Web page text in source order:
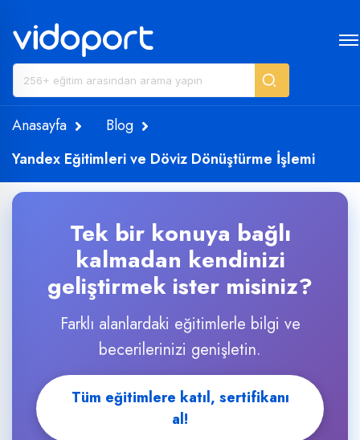
Anasayfa
Blog
Yandex Eğitimleri ve Döviz Dönüştürme İşlemi
Tek bir konuya bağlı
kalmadan kendinizi
geliştirmek ister misiniz?
Farklı alanlardaki eğitimlerle bilgi ve
becerilerinizi genişletin.
Tüm eğitimlere katıl, sertifikanı
al!